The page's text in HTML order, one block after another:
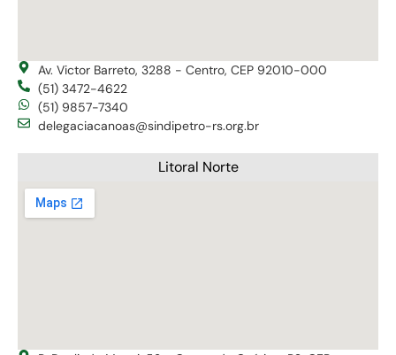
Av. Victor Barreto, 3288 - Centro, CEP 92010-000
(51) 3472-4622
(51) 9857-7340
delegaciacanoas@sindipetro-rs.org.br
Litoral Norte